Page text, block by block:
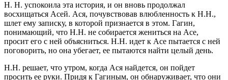
Н. Н. успокоила эта история, и он вновь продолжал
восхищаться Асей. Ася, почувствовав влюбленность к Н.Н.,
шлет ему записку, в которой признается в этом. Гагин,
понимающий, что Н.Н. не собирается жениться на Асе,
просит его с ней объясниться. Н.Н. идет к Асе пытается с ней
поговорить, но она убегает, ее пытаются найти целый день.
Н.Н. решает, что утром, когда Ася найдется, он пойдет
просить ее руки. Придя к Гагиным, он обнаруживает, что они